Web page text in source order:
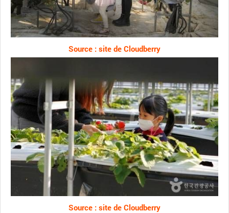
Source : site de Cloudberry
Source : site de Cloudberry